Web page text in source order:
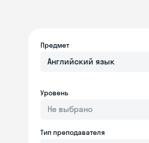
Предмет
Английский язык
Уровень
Не выбрано
Тип преподавателя